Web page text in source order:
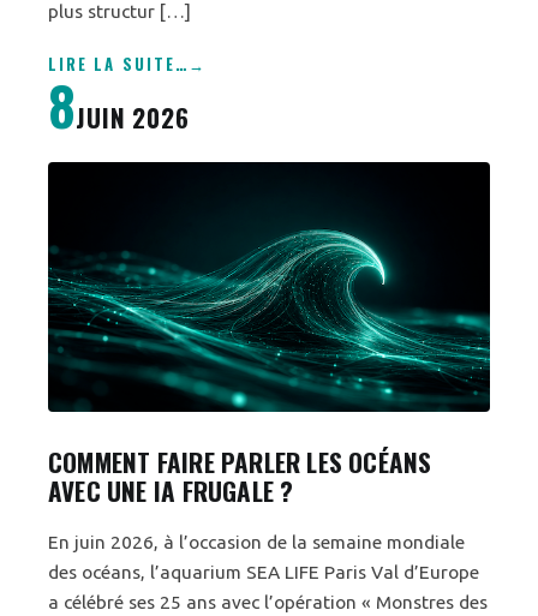
plus structur […]
LIRE LA SUITE…
8JUIN 2026
COMMENT FAIRE PARLER LES OCÉANS
AVEC UNE IA FRUGALE ?
En juin 2026, à l’occasion de la semaine mondiale
des océans, l’aquarium SEA LIFE Paris Val d’Europe
a célébré ses 25 ans avec l’opération « Monstres des